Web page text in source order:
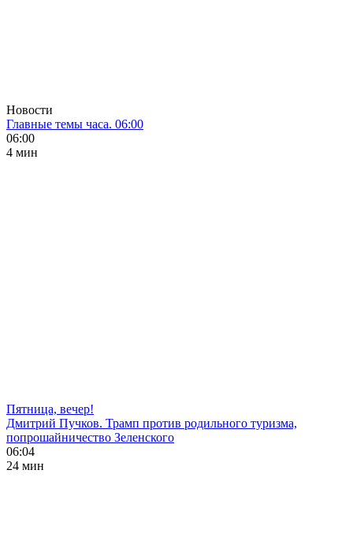
Новости
Главные темы часа. 06:00
06:00
4 мин
Пятница, вечер!
Дмитрий Пучков. Трамп против родильного туризма,
попрошайничество Зеленского
06:04
24 мин